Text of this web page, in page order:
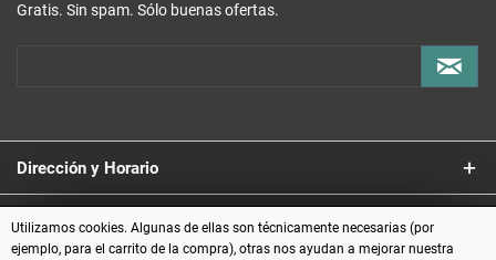
Gratis. Sin spam. Sólo buenas ofertas.
Dirección y Horario
Servicio
Utilizamos cookies. Algunas de ellas son técnicamente necesarias (por
ejemplo, para el carrito de la compra), otras nos ayudan a mejorar nuestra